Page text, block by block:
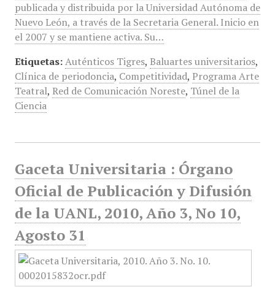
publicada y distribuida por la Universidad Autónoma de
Nuevo León, a través de la Secretaria General. Inicio en
el 2007 y se mantiene activa. Su…
Etiquetas: Auténticos Tigres, Baluartes universitarios,
Clínica de periodoncia, Competitividad, Programa Arte
Teatral, Red de Comunicación Noreste, Túnel de la
Ciencia
Gaceta Universitaria : Órgano
Oficial de Publicación y Difusión
de la UANL, 2010, Año 3, No 10,
Agosto 31